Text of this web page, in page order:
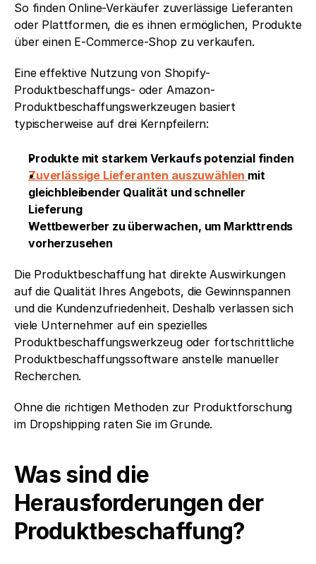
So finden Online-Verkäufer zuverlässige Lieferanten
oder Plattformen, die es ihnen ermöglichen, Produkte
über einen E-Commerce-Shop zu verkaufen.
Eine effektive Nutzung von Shopify-
Produktbeschaffungs- oder Amazon-
Produktbeschaffungswerkzeugen basiert
typischerweise auf drei Kernpfeilern:
Produkte mit starkem Verkaufs potenzial finden
Zuverlässige Lieferanten auszuwählen mit
gleichbleibender Qualität und schneller
Lieferung
Wettbewerber zu überwachen, um Markttrends
vorherzusehen
Die Produktbeschaffung hat direkte Auswirkungen
auf die Qualität Ihres Angebots, die Gewinnspannen
und die Kundenzufriedenheit. Deshalb verlassen sich
viele Unternehmer auf ein spezielles
Produktbeschaffungswerkzeug oder fortschrittliche
Produktbeschaffungssoftware anstelle manueller
Recherchen.
Ohne die richtigen Methoden zur Produktforschung
im Dropshipping raten Sie im Grunde.
Was sind die
Herausforderungen der
Produktbeschaffung?